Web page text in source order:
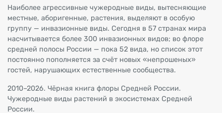
Наиболее агрессивные чужеродные виды, вытесняющие
местные, аборигенные, растения, выделяют в особую
группу — инвазионные виды. Сегодня в 57 странах мира
насчитывается более 300 инвазионных видов; во флоре
средней полосы России — пока 52 вида, но список этот
постоянно пополняется за счёт новых «непрошеных»
гостей, нарушающих естественные сообщества.
2010–2026. Чёрная книга флоры Средней России.
Чужеродные виды растений в экосистемах Средней
России.